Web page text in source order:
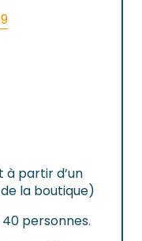
partir d’un
la boutique)
40 personnes.